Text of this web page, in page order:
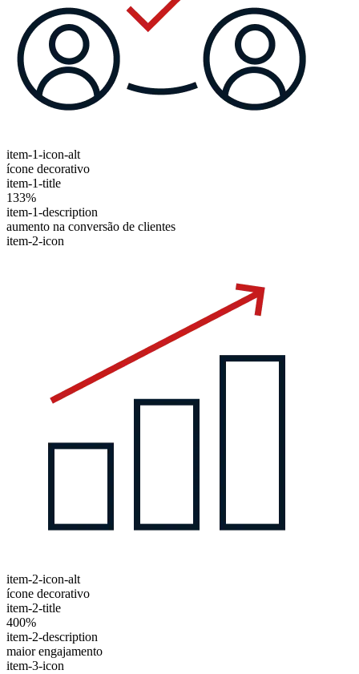
item-1-icon-alt
ícone decorativo
item-1-title
133%
item-1-description
aumento na conversão de clientes
item-2-icon
item-2-icon-alt
ícone decorativo
item-2-title
400%
item-2-description
maior engajamento
item-3-icon